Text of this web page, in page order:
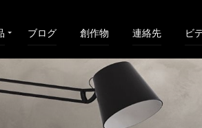
ブログ 創作物 連絡先 ビ